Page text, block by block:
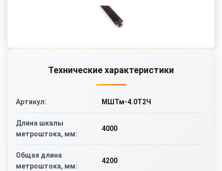
Технические характеристики
Артикул: МШТм-4.0Т2Ч
Длина шкалы
метроштока, мм:
4000
Общая длина
метроштока, мм:
4200